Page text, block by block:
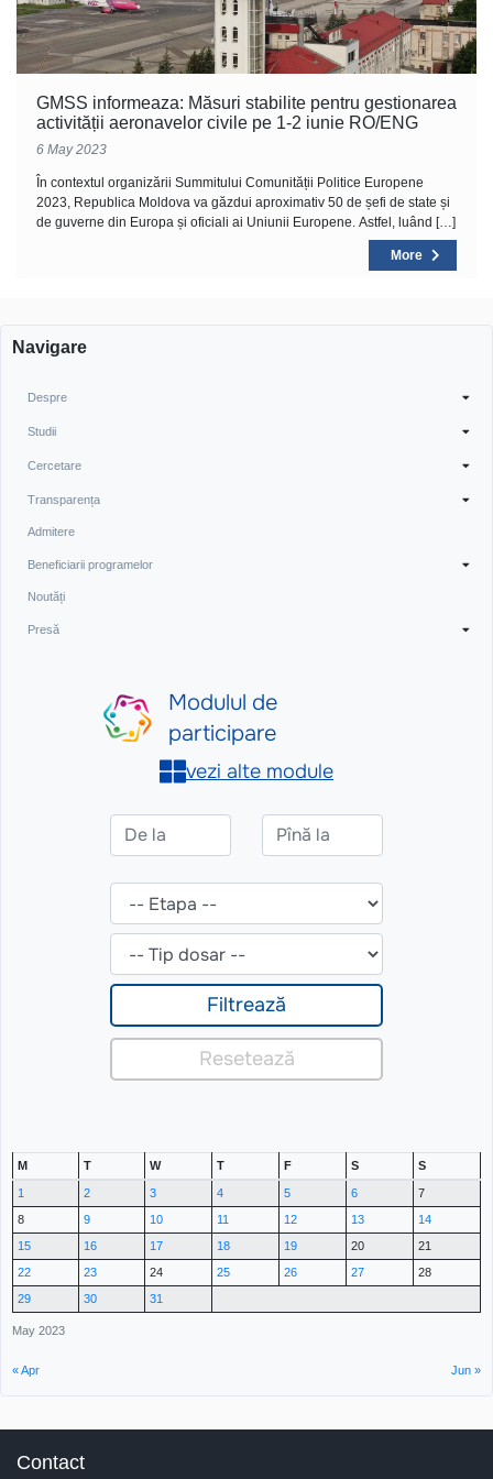
GMSS informeaza: Măsuri stabilite pentru gestionarea
activității aeronavelor civile pe 1-2 iunie RO/ENG
6 May 2023
În contextul organizării Summitului Comunității Politice Europene
2023, Republica Moldova va găzdui aproximativ 50 de șefi de state și
de guverne din Europa și oficiali ai Uniunii Europene. Astfel, luând […]
More
Navigare
Despre
Studii
Cercetare
Transparența
Admitere
Beneficiarii programelor
Noutăți
Presă
May 2023
M T W T F S S
1 2 3 4 5 6
7
8
9 10 11 12 13
14
15
16 17 18 19 20
21
22
23 24 25 26 27
28
29
30 31
« Apr Jun »
Contact